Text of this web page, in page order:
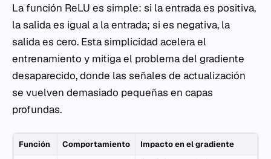
La función ReLU es simple: si la entrada es positiva,
la salida es igual a la entrada; si es negativa, la
salida es cero. Esta simplicidad acelera el
entrenamiento y mitiga el problema del gradiente
desaparecido, donde las señales de actualización
se vuelven demasiado pequeñas en capas
profundas.
Función Comportamiento Impacto en el gradiente